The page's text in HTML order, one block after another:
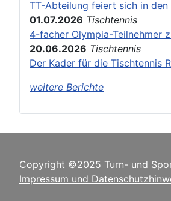
TT-Abteilung feiert sich in den
01.07.2026 Tischtennis
4-facher Olympia-Teilnehmer
20.06.2026 Tischtennis
Der Kader für die Tischtennis
weitere Berichte
Copyright ©2025 Turn- und
Impressum und